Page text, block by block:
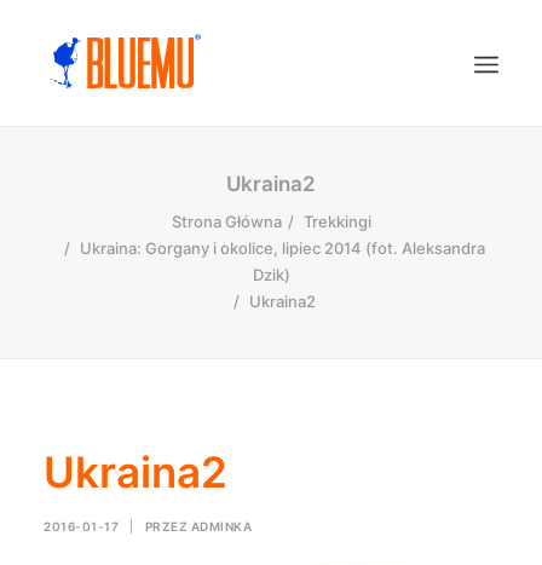
Ukraina2
Strona Główna
Trekkingi
Ukraina: Gorgany i okolice, lipiec 2014 (fot. Aleksandra
Dzik)
Ukraina2
Ukraina2
2016-01-17 PRZEZ ADMINKA